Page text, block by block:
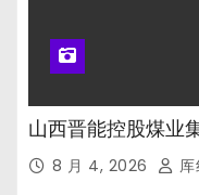
山西晋能控股煤业
8 月 4, 2026